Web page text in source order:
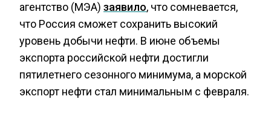
агентство (МЭА) заявило, что сомневается,
что Россия сможет сохранить высокий
уровень добычи нефти. В июне объемы
экспорта российской нефти достигли
пятилетнего сезонного минимума, а морской
экспорт нефти стал минимальным с февраля.